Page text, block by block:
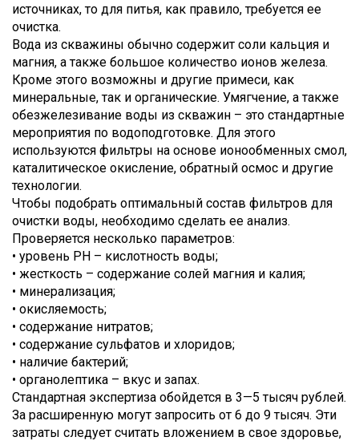
источниках, то для питья, как правило, требуется ее
очистка.
Вода из скважины обычно содержит соли кальция и
магния, а также большое количество ионов железа.
Кроме этого возможны и другие примеси, как
минеральные, так и органические. Умягчение, а также
обезжелезивание воды из скважин – это стандартные
мероприятия по водоподготовке. Для этого
используются фильтры на основе ионообменных смол,
каталитическое окисление, обратный осмос и другие
технологии.
Чтобы подобрать оптимальный состав фильтров для
очистки воды, необходимо сделать ее анализ.
Проверяется несколько параметров:
• уровень PH – кислотность воды;
• жесткость – содержание солей магния и калия;
• минерализация;
• окисляемость;
• содержание нитратов;
• содержание сульфатов и хлоридов;
• наличие бактерий;
• органолептика – вкус и запах.
Стандартная экспертиза обойдется в 3—5 тысяч рублей.
За расширенную могут запросить от 6 до 9 тысяч. Эти
затраты следует считать вложением в свое здоровье,